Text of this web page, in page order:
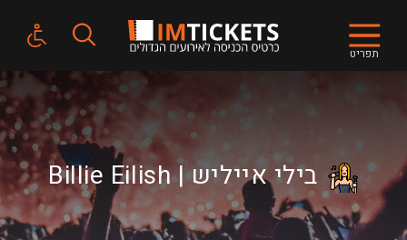
תפריט
בילי אייליש | Billie Eilish